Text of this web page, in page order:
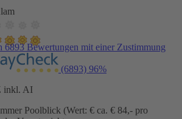
6893 Bewertungen mit einer Zustimmung
(6893) 96%
inkl. AI
Poolblick (Wert: € ca. € 84,- pro